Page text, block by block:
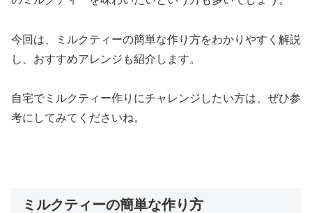
今回は、ミルクティーの簡単な作り方をわかりやすく解説
し、おすすめアレンジも紹介します。
自宅でミルクティー作りにチャレンジしたい方は、ぜひ参
考にしてみてくださいね。
ミルクティーの簡単な作り方